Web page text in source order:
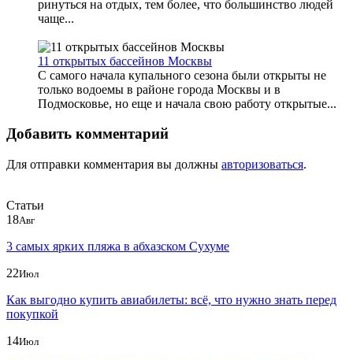
ринуться на отдых, тем более, что большинство людей
чаще...
11 открытых бассейнов Москвы
С самого начала купального сезона были открыты не
только водоемы в районе города Москвы и в
Подмосковье, но еще и начала свою работу открытые...
Добавить комментарий
Для отправки комментария вы должны авторизоваться.
Статьи
18Авг
3 самых ярких пляжа в абхазском Сухуме
22Июл
Как выгодно купить авиабилеты: всё, что нужно знать перед
покупкой
14Июл